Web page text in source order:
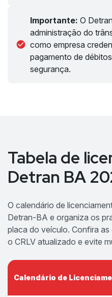
Importante: O
administração do
como empresa
pagamento de
segurança.
Tabela de
Detran BA
O calendário de
Detran-BA e organiza os
placa do veículo. Confira
o CRLV atualizado e evite
Calendário de